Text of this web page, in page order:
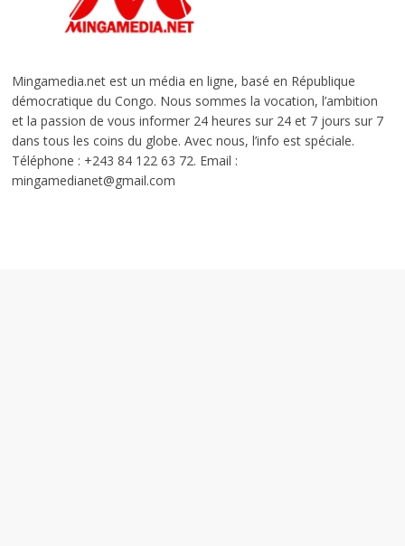
Mingamedia.net est un média en ligne, basé en République
démocratique du Congo. Nous sommes la vocation, l’ambition
et la passion de vous informer 24 heures sur 24 et 7 jours sur 7
dans tous les coins du globe. Avec nous, l’info est spéciale.
Téléphone : +243 84 122 63 72. Email :
mingamedianet@gmail.com